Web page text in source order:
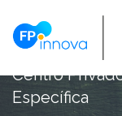
Centro
Específica